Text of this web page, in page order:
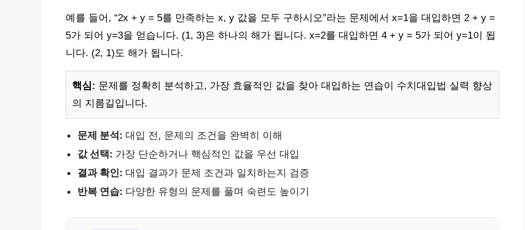
예를 들어, “2x + y = 5를 만족하는 x, y 값을 모두 구하시오”라는 문제에서 x=1을 대입하면 2 + y =
5가 되어 y=3을 얻습니다. (1, 3)은 하나의 해가 됩니다. x=2를 대입하면 4 + y = 5가 되어 y=1이 됩
니다. (2, 1)도 해가 됩니다.
핵심: 문제를 정확히 분석하고, 가장 효율적인 값을 찾아 대입하는 연습이 수치대입법 실력 향상
의 지름길입니다.
문제 분석: 대입 전, 문제의 조건을 완벽히 이해
값 선택: 가장 단순하거나 핵심적인 값을 우선 대입
결과 확인: 대입 결과가 문제 조건과 일치하는지 검증
반복 연습: 다양한 유형의 문제를 풀며 숙련도 높이기